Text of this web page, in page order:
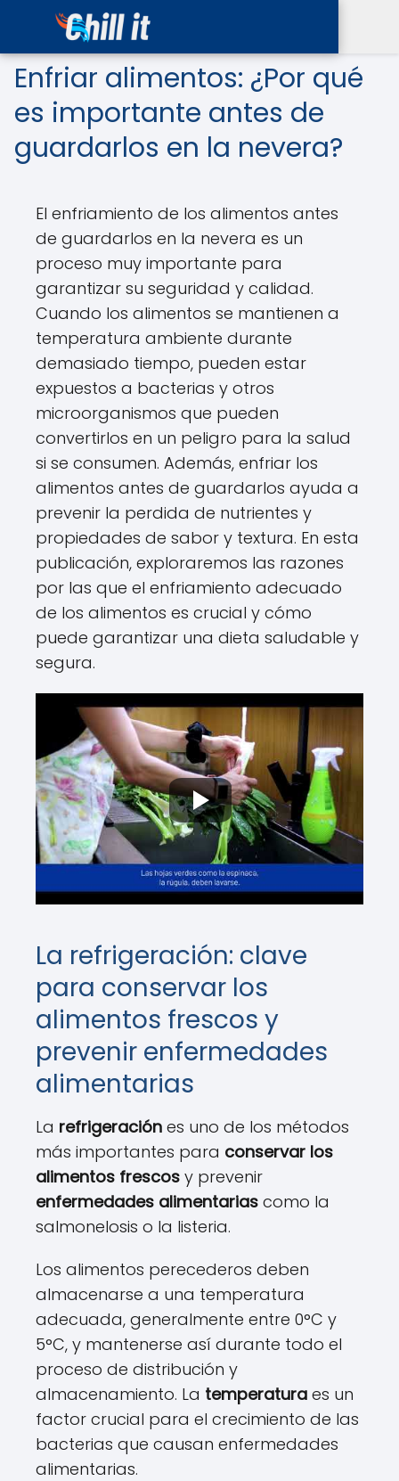
Enfriar alimentos: ¿Por qué
es importante antes de
guardarlos en la nevera?
El enfriamiento de los alimentos antes
de guardarlos en la nevera es un
proceso muy importante para
garantizar su seguridad y calidad.
Cuando los alimentos se mantienen a
temperatura ambiente durante
demasiado tiempo, pueden estar
expuestos a bacterias y otros
microorganismos que pueden
convertirlos en un peligro para la salud
si se consumen. Además, enfriar los
alimentos antes de guardarlos ayuda a
prevenir la perdida de nutrientes y
propiedades de sabor y textura. En esta
publicación, exploraremos las razones
por las que el enfriamiento adecuado
de los alimentos es crucial y cómo
puede garantizar una dieta saludable y
segura.
La refrigeración: clave
para conservar los
alimentos frescos y
prevenir enfermedades
alimentarias
La refrigeración es uno de los métodos
más importantes para conservar los
alimentos frescos y prevenir
enfermedades alimentarias como la
salmonelosis o la listeria.
Los alimentos perecederos deben
almacenarse a una temperatura
adecuada, generalmente entre 0°C y
5°C, y mantenerse así durante todo el
proceso de distribución y
almacenamiento. La temperatura es un
factor crucial para el crecimiento de las
bacterias que causan enfermedades
alimentarias.